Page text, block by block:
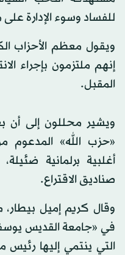
للفساد وسوء الإدارة
ويقول معظم الأحزاب
إنهم ملتزمون بإجراء
المقبل.
ويشير محللون إلى أن
«حزب الله» المدعوم
أغلبية برلمانية
صناديق الاقتراع.
وقال كريم إميل بيطار،
في «جامعة القديس
التي ينتمي إليها